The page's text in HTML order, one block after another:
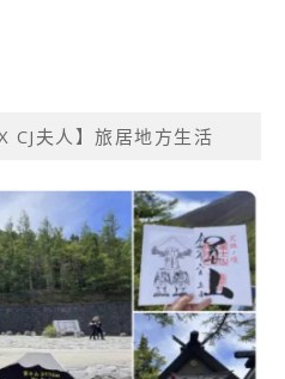
CJ夫人】旅居地方生活